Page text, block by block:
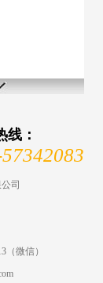
线：
司
（微信）